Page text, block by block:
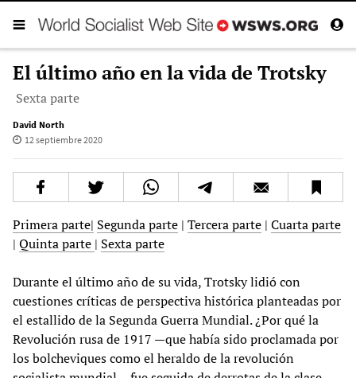
El último año en la vida de Trotsky
Sexta parte
David North
12 septiembre 2020
Primera parte| Segunda parte | Tercera parte | Cuarta parte
| Quinta parte | Sexta parte
Durante el último año de su vida, Trotsky lidió con
cuestiones críticas de perspectiva histórica planteadas por
el estallido de la Segunda Guerra Mundial. ¿Por qué la
Revolución rusa de 1917 —que había sido proclamada por
los bolcheviques como el heraldo de la revolución